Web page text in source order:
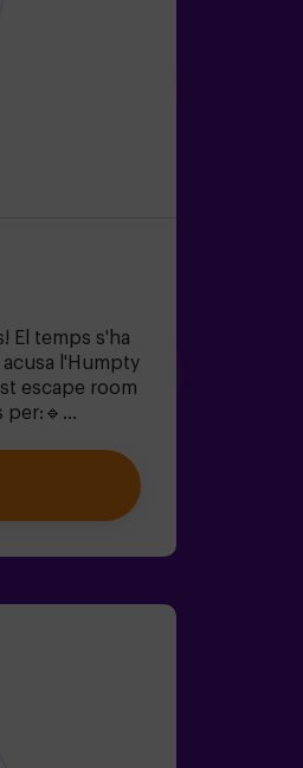
El temps s'ha
acusa l'Humpty
escape room
per:🔹
Reina de
de les
grups grans |
1